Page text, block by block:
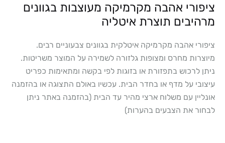
ציפורי אהבה מקרמיקה מעוצבות בגוונים
מרהיבים תוצרת איטליה
ציפורי אהבה מקרמיקה איטלקית בגוונים צבעוניים רבים.
מיוצרות מחרס ומצופות גלזורה לשמירה על המוצר משריטות.
ניתן לרכוש בתפזורת או בזוגות לפי בקשה ומתאימות כפריט
עיצובי על מדף או בחדר הבית. עכשיו באולם התצוגה או בהזמנה
אונליין עם משלוח ארצי מהיר עד הבית (בהזמנה באתר ניתן
לבחור את הצבעים בהערות)